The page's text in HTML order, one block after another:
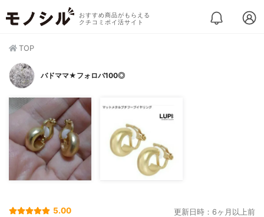
おすすめ商品がもらえる
クチコミポイ活サイト
TOP
バドママ★フォロバ100◎
5.00 更新日時：6ヶ月以上前